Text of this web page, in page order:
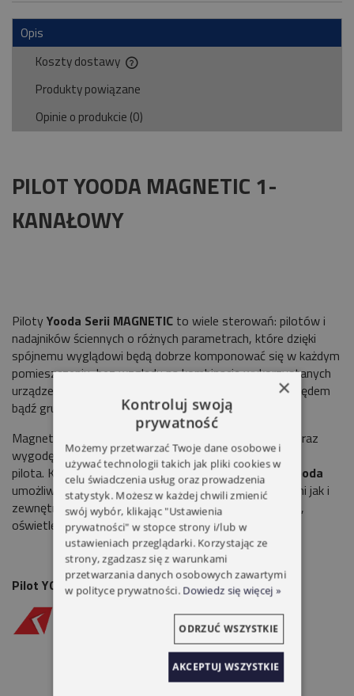
Opis
Koszty dostawy
Cena nie zawiera ewentualnych kosztów płatności
Produkty powiązane
Opinie o produkcie (0)
PILOT YOODA MAGNETIC 1-
KANAŁOWY
Piloty Yooda Serii MAGNETIC to wiele sterowań: pilotów i
nadajników ściennych o różnych parametrach, które dzięki
spójnemu wyglądowi będą dobrze komponować się w każdym
pomieszczeniu ,bez względu na kombinację wykorzystanych
urządzeń.
pozwala na sterowanie jednym napędem
bądź grupą
do 20 napędów.
Magnetyczny uchwyt zapewnia nowoczesny wygląd oraz
wygodę obsługi przy podnoszeniu i odkładaniu
pilota. Kompatybilność ze wszystkimi urządzeniami
Yooda
umożliwia sterowanie zarówno roletami wewnętrznymi jak i
zewnętrznymi, a także firanami, zasłonami, markizami,
oświetleniem.
Pilot YOODA MAGNETIC 1-KANAŁOWY
×
Kontroluj swoją
prywatność
Możemy przetwarzać Twoje dane osobowe i
używać technologii takich jak pliki cookies w
celu świadczenia usług oraz prowadzenia
statystyk. Możesz w każdej chwili zmienić
swój wybór, klikając "Ustawienia
prywatności" w stopce strony i/lub w
ustawieniach przeglądarki. Korzystając ze
strony, zgadzasz się z warunkami
przetwarzania danych osobowych zawartymi
w polityce prywatności. Dowiedz się więcej »
AKCEPTUJ WSZYSTKIE
ODRZUĆ WSZYSTKIE